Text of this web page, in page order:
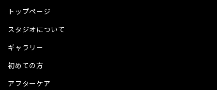
トップページ
スタジオについて
ギャラリー
初めての方
アフターケア